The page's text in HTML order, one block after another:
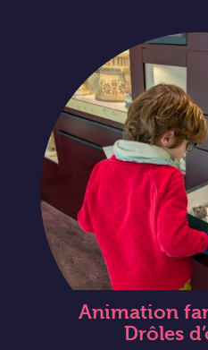
Animation
Drôles